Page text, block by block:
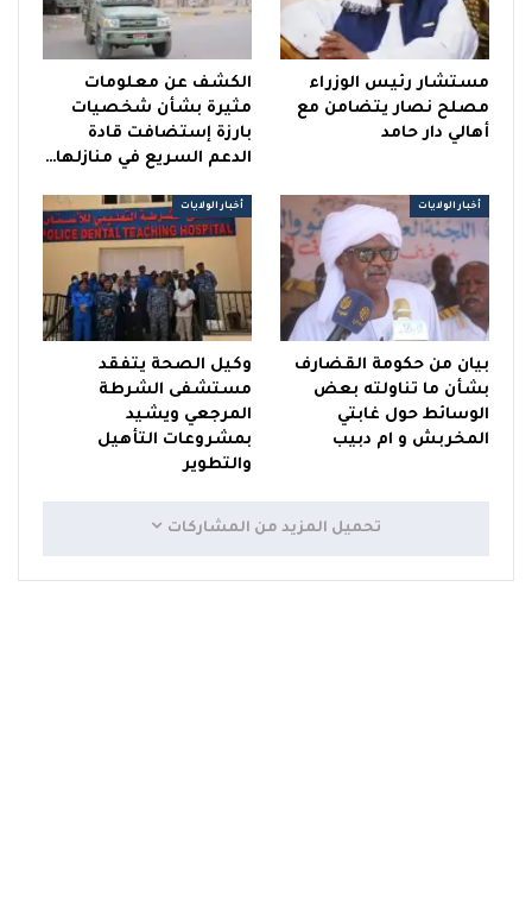
مستشار رئيس الوزراء
مصلح نصار يتضامن مع
أهالي دار حامد
الكشف عن معلومات
مثيرة بشأن شخصيات
بارزة إستضافت قادة
الدعم السريع في منازلها…
أخبار الولايات
بيان من حكومة القضارف
بشأن ما تناولته بعض
الوسائط حول غابتي
المخربش و ام دبيب
أخبار الولايات
وكيل الصحة يتفقد
مستشفى الشرطة
المرجعي ويشيد
بمشروعات التأهيل
والتطوير
تحميل المزيد من المشاركات